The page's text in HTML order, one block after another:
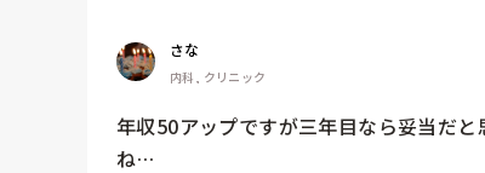
さな
内科, クリニック
年収50アップですが三年目なら妥当だ
ね…